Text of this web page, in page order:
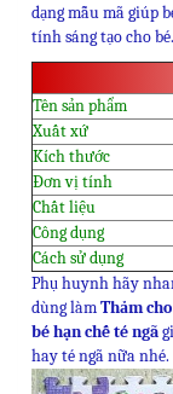
dạng mẫu mã giúp
tính sáng tạo cho bé.
Tên sản phẩm
Xuất xứ
Kích thước
Đơn vị tính
Chất liệu
Công dụng
Cách sử dụng
Phụ huynh hãy
dùng làmThảm
bé hạn chế té ngã
hay té ngã nữa nhé.